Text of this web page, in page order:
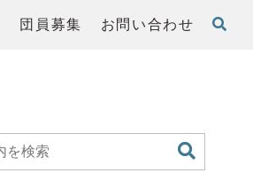
団員募集 お問い合わせ